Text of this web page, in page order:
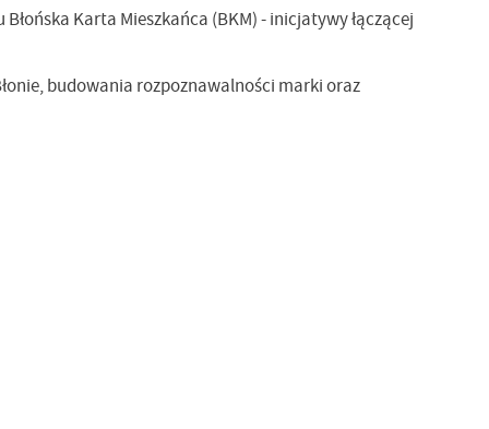
Karta Mieszkańca (BKM) - inicjatywy łączącej
budowania rozpoznawalności marki oraz